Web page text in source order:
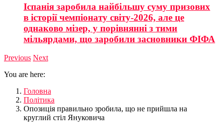
Іспанія заробила найбільшу суму призових
в історії чемпіонату світу-2026, але це
однаково мізер, у порівнянні з тими
мільярдами, що заробили засновники ФІФА
Previous Next
You are here:
Головна
Політика
Опозиція правильно зробила, що не прийшла на
круглий стіл Януковича